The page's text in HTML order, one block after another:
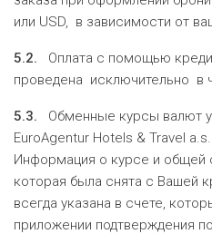
или USD, в зависимости от
5.2.
Оплата с помощью
проведена исключительно в
5.3.
Обменные курсы валют
EuroAgentur Hotels & Travel
Информация о курсе и общей
которая была снята с Вашей
всегда указана в счете,
приложении подтверждения